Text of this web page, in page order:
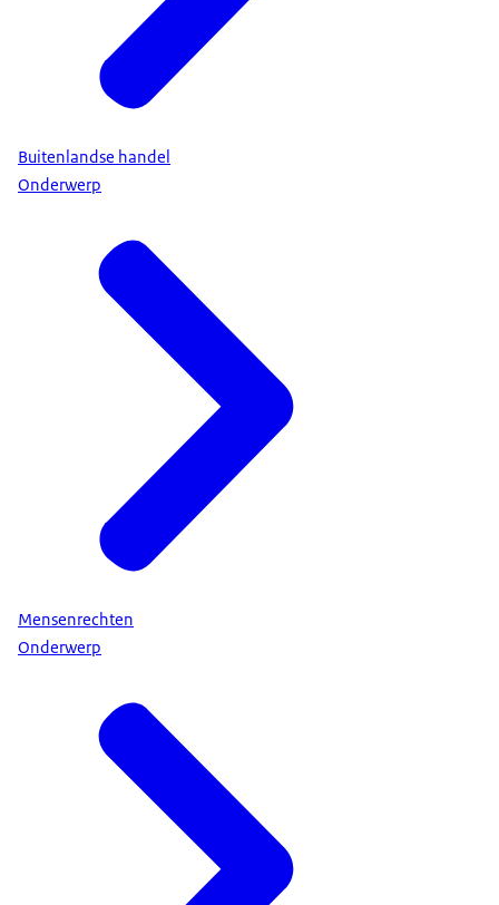
Buitenlandse handel
Onderwerp
Mensenrechten
Onderwerp